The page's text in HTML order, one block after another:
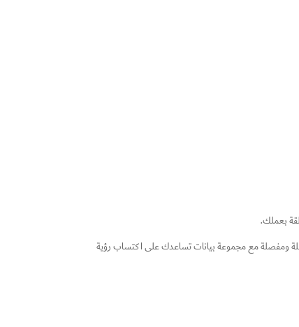
بعملك.
شاملة ومفصلة مع مجموعة بيانات تساعدك على اكتساب رؤية